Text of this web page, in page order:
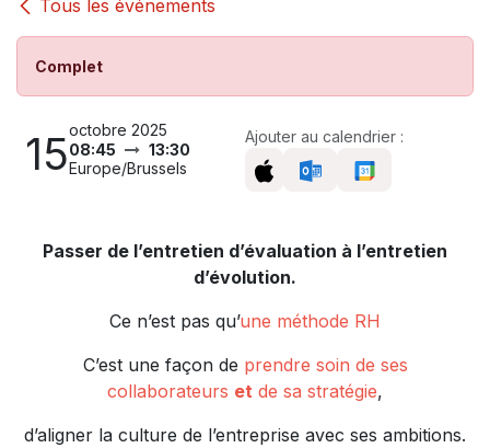
Tous les événements
Complet
15octobre 2025
08:45
13:30
Europe/Brussels
Ajouter au calendrier :
Passer de l’entretien d’évaluation à l’entretien
d’évolution.
Ce n’est pas qu’une méthode RH
C’est une façon de prendre soin de ses
collaborateurs et de sa stratégie,
d’aligner la culture de l’entreprise avec ses ambitions.